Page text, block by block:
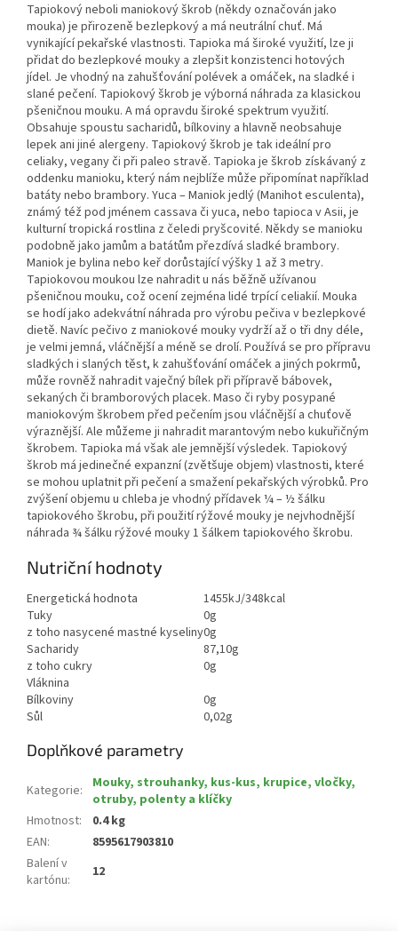
Tapiokový neboli maniokový škrob (někdy označován jako
mouka) je přirozeně bezlepkový a má neutrální chuť. Má
vynikající pekařské vlastnosti. Tapioka má široké využití, lze ji
přidat do bezlepkové mouky a zlepšit konzistenci hotových
jídel. Je vhodný na zahušťování polévek a omáček, na sladké i
slané pečení. Tapiokový škrob je výborná náhrada za klasickou
pšeničnou mouku. A má opravdu široké spektrum využití.
Obsahuje spoustu sacharidů, bílkoviny a hlavně neobsahuje
lepek ani jiné alergeny. Tapiokový škrob je tak ideální pro
celiaky, vegany či při paleo stravě. Tapioka je škrob získávaný z
oddenku manioku, který nám nejblíže může připomínat například
batáty nebo brambory. Yuca – Maniok jedlý (Manihot esculenta),
známý též pod jménem cassava či yuca, nebo tapioca v Asii, je
kulturní tropická rostlina z čeledi pryšcovité. Někdy se manioku
podobně jako jamům a batátům přezdívá sladké brambory.
Maniok je bylina nebo keř dorůstající výšky 1 až 3 metry.
Tapiokovou moukou lze nahradit u nás běžně užívanou
pšeničnou mouku, což ocení zejména lidé trpící celiakií. Mouka
se hodí jako adekvátní náhrada pro výrobu pečiva v bezlepkové
dietě. Navíc pečivo z maniokové mouky vydrží až o tři dny déle,
je velmi jemná, vláčnější a méně se drolí. Používá se pro přípravu
sladkých i slaných těst, k zahušťování omáček a jiných pokrmů,
může rovněž nahradit vaječný bílek při přípravě bábovek,
sekaných či bramborových placek. Maso či ryby posypané
maniokovým škrobem před pečením jsou vláčnější a chuťově
výraznější. Ale můžeme ji nahradit marantovým nebo kukuřičným
škrobem. Tapioka má však ale jemnější výsledek. Tapiokový
škrob má jedinečné expanzní (zvětšuje objem) vlastnosti, které
se mohou uplatnit při pečení a smažení pekařských výrobků. Pro
zvýšení objemu u chleba je vhodný přídavek ¼ – ½ šálku
tapiokového škrobu, při použití rýžové mouky je nejvhodnější
náhrada ¾ šálku rýžové mouky 1 šálkem tapiokového škrobu.
Nutriční hodnoty
Energetická hodnota
1455kJ/348kcal
Tuky
0g
z toho nasycené mastné kyseliny0g
Sacharidy
87,10g
z toho cukry
0g
Vláknina
Bílkoviny
0g
Sůl
0,02g
Doplňkové parametry
Kategorie:
Mouky, strouhanky, kus-kus, krupice, vločky,
otruby, polenty a klíčky
Hmotnost:
0.4 kg
EAN:
8595617903810
Balení v
kartónu: 12